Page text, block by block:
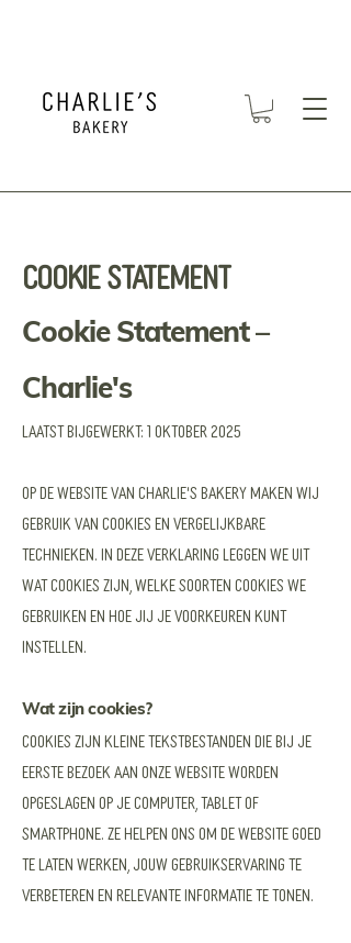
Cookie Statement
Cookie Statement –
Charlie's
Laatst bijgewerkt: 1 oktober 2025
Op de website van CHARLIE'S Bakery maken wij
gebruik van cookies en vergelijkbare
technieken. In deze verklaring leggen we uit
wat cookies zijn, welke soorten cookies we
gebruiken en hoe jij je voorkeuren kunt
instellen.
Wat zijn cookies?
Cookies zijn kleine tekstbestanden die bij je
eerste bezoek aan onze website worden
opgeslagen op je computer, tablet of
smartphone. Ze helpen ons om de website goed
te laten werken, jouw gebruikservaring te
verbeteren en relevante informatie te tonen.